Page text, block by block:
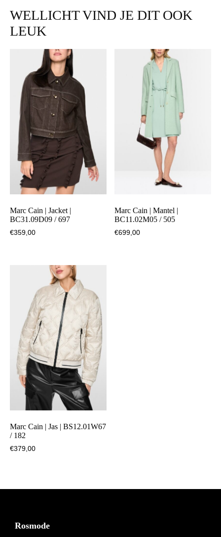
WELLICHT VIND JE DIT OOK
LEUK
Marc Cain | Jacket |
BC31.09D09 / 697
€359,00
Marc Cain | Mantel |
BC11.02M05 / 505
€699,00
Marc Cain | Jas | BS12.01W67
/ 182
€379,00
Footer
Rosmode